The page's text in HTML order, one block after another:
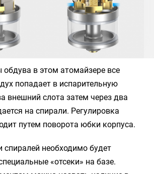
обдува в этом атомайзере все
попадает в испарительную
внешний слота затем через два
на спирали. Регулировка
путем поворота юбки корпуса.
спиралей необходимо будет
«отсеки» на базе.